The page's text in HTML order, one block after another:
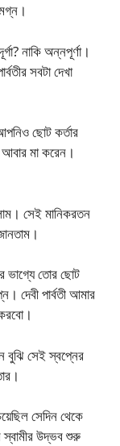
নাকি অন্নপূর্ণা।
সবটা দেখা
ছোট কর্তার
মা করেন।
সেই মানিকরতন
ভাগ্যে তোর ছোট
দেবী পার্বতী আমার
বুঝি সেই স্বপ্নের
সেদিন থেকে
উদ্ভব শুরু